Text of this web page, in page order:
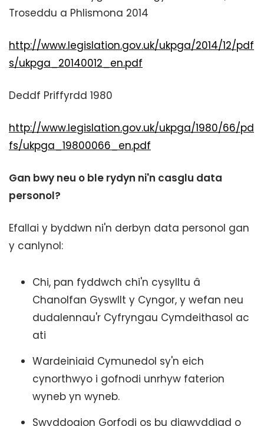
Troseddu a Phlismona 2014
http://www.legislation.gov.uk/ukpga/2014/12/pdf
s/ukpga_20140012_en.pdf
Deddf Priffyrdd 1980
http://www.legislation.gov.uk/ukpga/1980/66/pd
fs/ukpga_19800066_en.pdf
Gan bwy neu o ble rydyn ni'n casglu data
personol?
Efallai y byddwn ni'n derbyn data personol gan
y canlynol:
Chi, pan fyddwch chi'n cysylltu â
Chanolfan Gyswllt y Cyngor, y wefan neu
dudalennau'r Cyfryngau Cymdeithasol ac
ati
Wardeiniaid Cymunedol sy'n eich
cynorthwyo i gofnodi unrhyw faterion
wyneb yn wyneb.
Swyddogion Gorfodi os bu digwyddiad o